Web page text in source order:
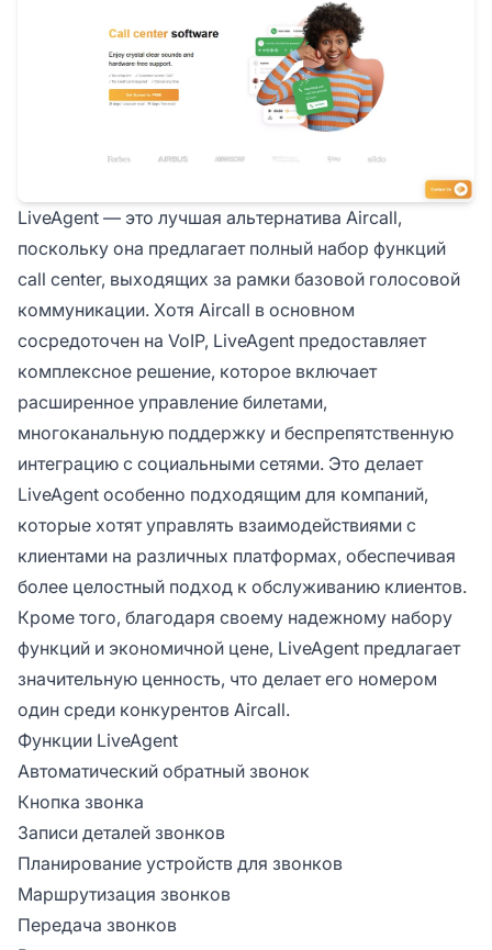
LiveAgent — это лучшая альтернатива Aircall,
поскольку она предлагает полный набор функций
call center, выходящих за рамки базовой голосовой
коммуникации. Хотя Aircall в основном
сосредоточен на VoIP, LiveAgent предоставляет
комплексное решение, которое включает
расширенное управление билетами,
многоканальную поддержку и беспрепятственную
интеграцию с социальными сетями. Это делает
LiveAgent особенно подходящим для компаний,
которые хотят управлять взаимодействиями с
клиентами на различных платформах, обеспечивая
более целостный подход к обслуживанию клиентов.
Кроме того, благодаря своему надежному набору
функций и экономичной цене, LiveAgent предлагает
значительную ценность, что делает его номером
один среди конкурентов Aircall.
Функции LiveAgent
Автоматический обратный звонок
Кнопка звонка
Записи деталей звонков
Планирование устройств для звонков
Маршрутизация звонков
Передача звонков